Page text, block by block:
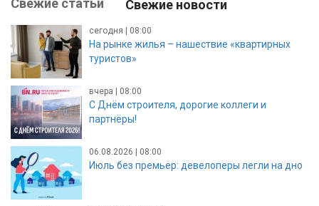
Свежие статьи Свежие новости
сегодня | 08:00
На рынке жилья – нашествие «квартирных
туристов»
вчера | 08:00
С Днём строителя, дорогие коллеги и
партнёры!
06.08.2026 | 08:00
Июль без премьер: девелоперы легли на дно